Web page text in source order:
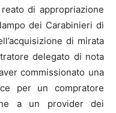
di appropriazione
dei Carabinieri di
di mirata
delegato di nota
commissionato una
per un compratore
a un provider dei